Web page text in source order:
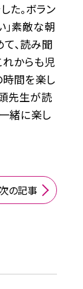
た。ボラン
」素敵な朝
、読み聞
れからも児
間を楽し
先生が読
緒に楽し
の記事